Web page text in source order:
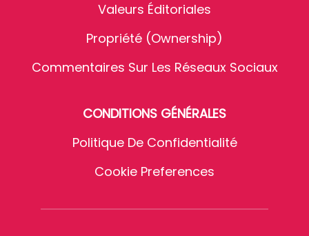
Valeurs Éditoriales
Propriété (Ownership)
Commentaires Sur Les Réseaux Sociaux
CONDITIONS GÉNÉRALES
Politique De Confidentialité
Cookie Preferences